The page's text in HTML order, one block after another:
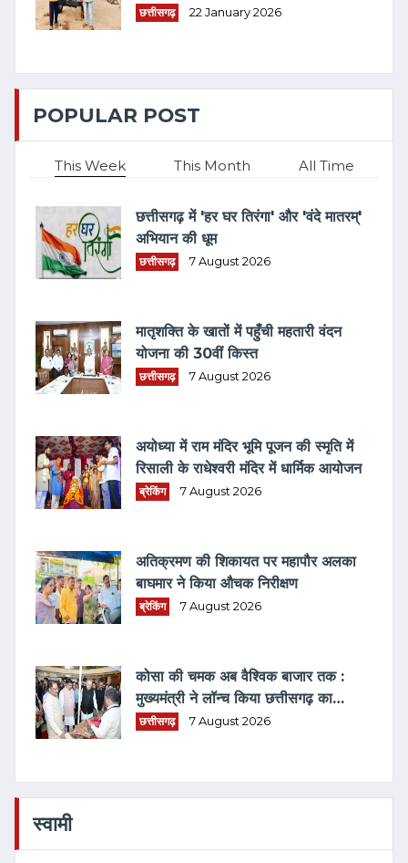
ट्रैक्टर
छत्तीसगढ़ 22 January 2026
POPULAR POST
This Week This Month All Time
छत्तीसगढ़ में 'हर घर तिरंगा' और 'वंदे मातरम्'
अभियान की धूम
छत्तीसगढ़ 7 August 2026
मातृशक्ति के खातों में पहुँची महतारी वंदन
योजना की 30वीं किस्त
छत्तीसगढ़ 7 August 2026
अयोध्या में राम मंदिर भूमि पूजन की स्मृति में
रिसाली के राधेश्वरी मंदिर में धार्मिक आयोजन
ब्रेकिंग 7 August 2026
अतिक्रमण की शिकायत पर महापौर अलका
बाघमार ने किया औचक निरीक्षण
ब्रेकिंग 7 August 2026
कोसा की चमक अब वैश्विक बाजार तक :
मुख्यमंत्री ने लॉन्च किया छत्तीसगढ़ का
प्रीमियम हैंडलूम ब्रांड 'कोशल फैब'
छत्तीसगढ़ 7 August 2026
स्वामी